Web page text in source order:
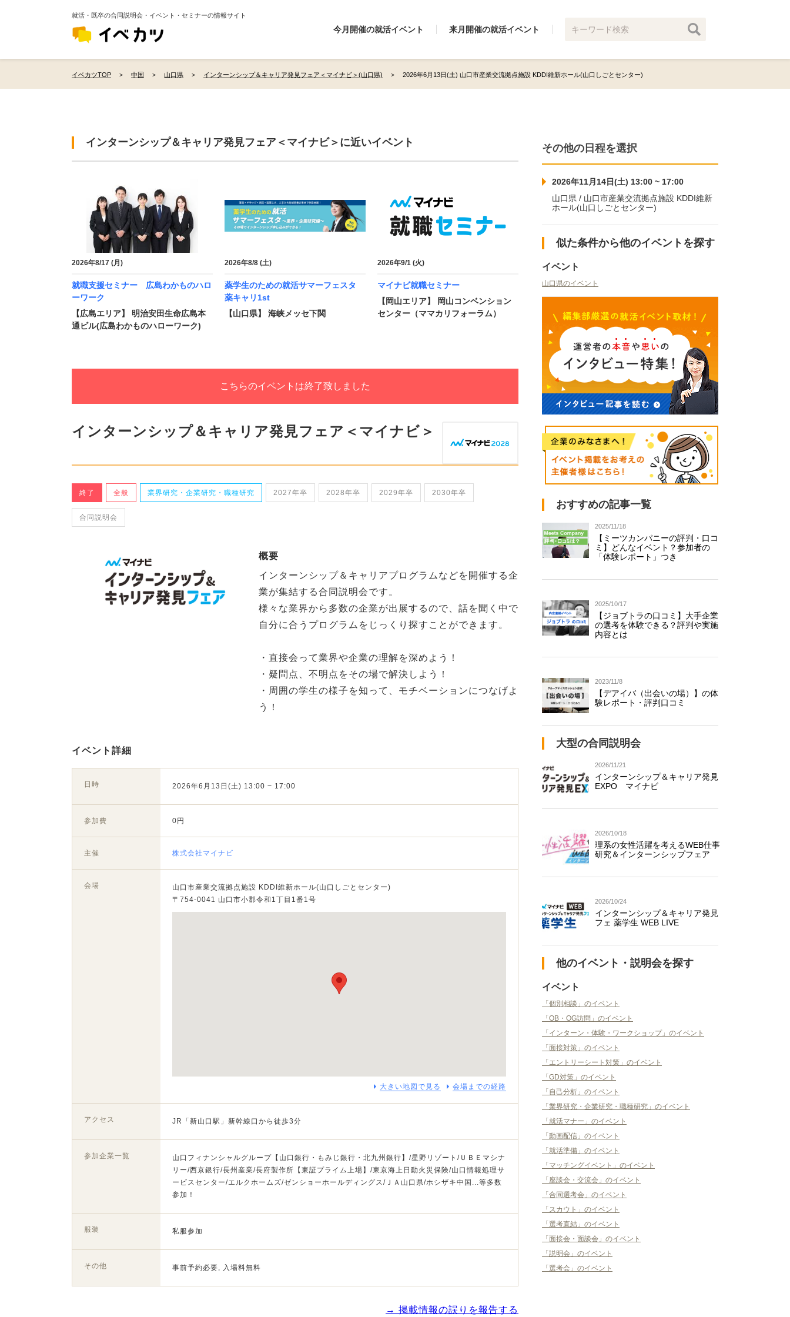
就活・既卒の合同説明会・イベント・セミナーの情報サイト
今月開催の就活イベント 来月開催の就活イベント
イベカツTOP 中国 山口県 インターンシップ＆キャリア発見フェア＜マイナビ＞(山口県) 2026年6月13日(土) 山口市産業交流拠点施設 KDDI維新ホール(山口しごとセンター)
インターンシップ＆キャリア発見フェア＜マイナビ＞に近いイベント
2026年8/17 (月)
就職支援セミナー 広島わかものハロ
ーワーク
【広島エリア】 明治安田生命広島本
通ビル(広島わかものハローワーク)
2026年8/8 (土)
薬学生のための就活サマーフェスタ
薬キャリ1st
【山口県】 海峡メッセ下関
2026年9/1 (火)
マイナビ就職セミナー
【岡山エリア】 岡山コンベンション
センター（ママカリフォーラム）
こちらのイベントは終了致しました
インターンシップ＆キャリア発見フェア＜マイナビ＞
終了 全般 業界研究・企業研究・職種研究 2027年卒 2028年卒 2029年卒 2030年卒
合同説明会
概要
インターンシップ＆キャリアプログラムなどを開催する企
業が集結する合同説明会です。
様々な業界から多数の企業が出展するので、話を聞く中で
自分に合うプログラムをじっくり探すことができます。
・直接会って業界や企業の理解を深めよう！
・疑問点、不明点をその場で解決しよう！
・周囲の学生の様子を知って、モチベーションにつなげよ
う！
イベント詳細
日時 2026年6月13日(土) 13:00 ~ 17:00
参加費 0円
主催 株式会社マイナビ
会場
山口市産業交流拠点施設 KDDI維新ホール(山口しごとセンター)
〒754-0041 山口市小郡令和1丁目1番1号
大きい地図で見る 会場までの経路
アクセス JR「新山口駅」新幹線口から徒歩3分
参加企業一覧
山口フィナンシャルグループ【山口銀行・もみじ銀行・北九州銀行】/星野リゾート/ＵＢＥマシナ
リー/西京銀行/長州産業/長府製作所【東証プライム上場】/東京海上日動火災保険/山口情報処理サ
ービスセンター/エルクホームズ/ゼンショーホールディングス/ＪＡ山口県/ホシザキ中国...等多数
参加！
服装 私服参加
その他 事前予約必要, 入場料無料
→ 掲載情報の誤りを報告する
その他の日程を選択
2026年11月14日(土) 13:00 ~ 17:00
山口県 / 山口市産業交流拠点施設 KDDI維新
ホール(山口しごとセンター)
似た条件から他のイベントを探す
イベント
山口県のイベント
おすすめの記事一覧
2025/11/18
【ミーツカンパニーの評判・口コ
ミ】どんなイベント？参加者の
「体験レポート」つき
2025/10/17
【ジョブトラの口コミ】大手企業
の選考を体験できる？評判や実施
内容とは
2023/11/8
【デアイバ（出会いの場）】の体
験レポート・評判口コミ
大型の合同説明会
2026/11/21
インターンシップ＆キャリア発見
EXPO マイナビ
2026/10/18
理系の女性活躍を考えるWEB仕事
研究＆インターンシップフェア
2026/10/24
インターンシップ＆キャリア発見
フェ 薬学生 WEB LIVE
他のイベント・説明会を探す
イベント
「個別相談」のイベント
「OB・OG訪問」のイベント
「インターン・体験・ワークショップ」のイベント
「面接対策」のイベント
「エントリーシート対策」のイベント
「GD対策」のイベント
「自己分析」のイベント
「業界研究・企業研究・職種研究」のイベント
「就活マナー」のイベント
「動画配信」のイベント
「就活準備」のイベント
「マッチングイベント」のイベント
「座談会・交流会」のイベント
「合同選考会」のイベント
「スカウト」のイベント
「選考直結」のイベント
「面接会・面談会」のイベント
「説明会」のイベント
「選考会」のイベント